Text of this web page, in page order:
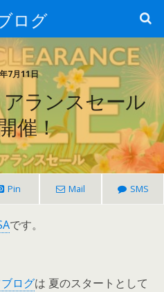
ログ
7月11日
アランスセール
催！
Pin Mail SMS
です。
ログは 夏のスタートとして